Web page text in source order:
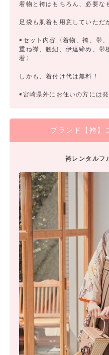
着物と袴はもちろん、必要な
足袋も肌着も用意していただ
◉セット内容〈着物、袴、帯
重ね襟、腰紐、伊達締め、帯
着〉
しかも、着付け代は無料！
◉宮崎県外にお住いの方には発
ブランド【袴】
袴レンタルフ